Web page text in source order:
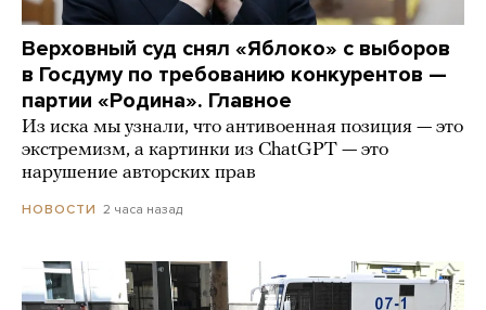
Верховный суд снял «Яблоко» с выборов
в Госдуму по требованию конкурентов —
партии «Родина». Главное
Из иска мы узнали, что антивоенная позиция — это
экстремизм, а картинки из СhatGPT — это
нарушение авторских прав
НОВОСТИ 2 часа назад